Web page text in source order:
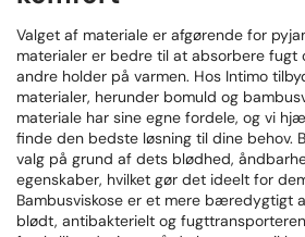
Valget af materiale er afgørende for
materialer er bedre til at absorbere fugt
andre holder på varmen. Hos Intimo
materialer, herunder bomuld og
materiale har sine egne fordele, og vi
finde den bedste løsning til dine behov.
valg på grund af dets blødhed,
egenskaber, hvilket gør det ideelt for
Bambusviskose er et mere bæredygtigt
blødt, antibakterielt og